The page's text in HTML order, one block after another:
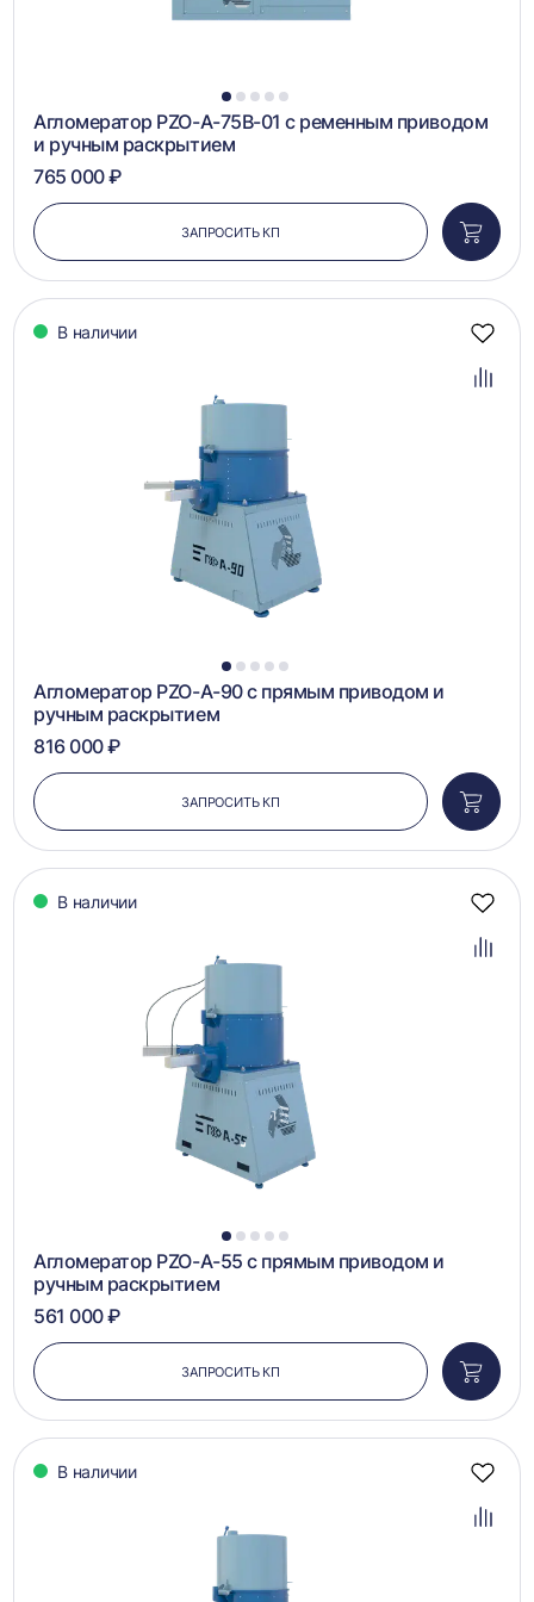
1 2 3 4 5
Агломератор PZO-A-75B-01 с ременным приводом
и ручным раскрытием
765 000 ₽
ЗАПРОСИТЬ КП
в
В наличии
1 2 3 4 5
Агломератор PZO-А-90 с прямым приводом и
ручным раскрытием
816 000 ₽
ЗАПРОСИТЬ КП
в
В наличии
1 2 3 4 5
Агломератор PZO-А-55 с прямым приводом и
ручным раскрытием
561 000 ₽
ЗАПРОСИТЬ КП
в
В наличии